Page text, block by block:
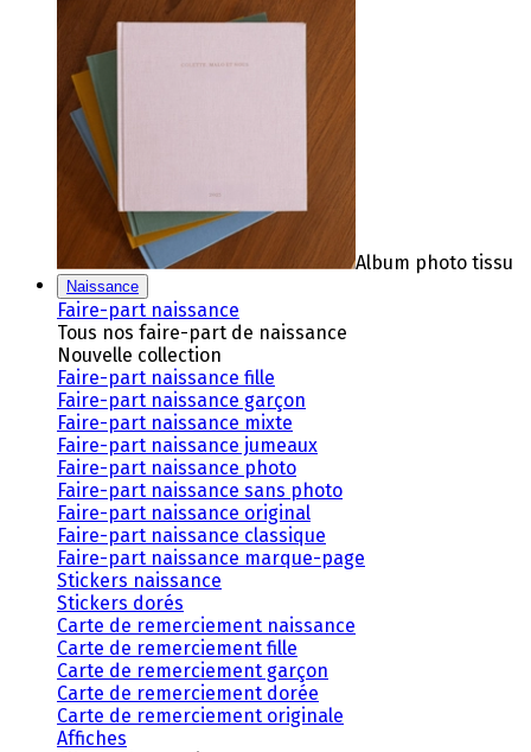
Album photo tissu
Naissance
Faire-part naissance
Tous nos faire-part de naissance
Nouvelle collection
Faire-part naissance fille
Faire-part naissance garçon
Faire-part naissance mixte
Faire-part naissance jumeaux
Faire-part naissance photo
Faire-part naissance sans photo
Faire-part naissance original
Faire-part naissance classique
Faire-part naissance marque-page
Stickers naissance
Stickers dorés
Carte de remerciement naissance
Carte de remerciement fille
Carte de remerciement garçon
Carte de remerciement dorée
Carte de remerciement originale
Affiches